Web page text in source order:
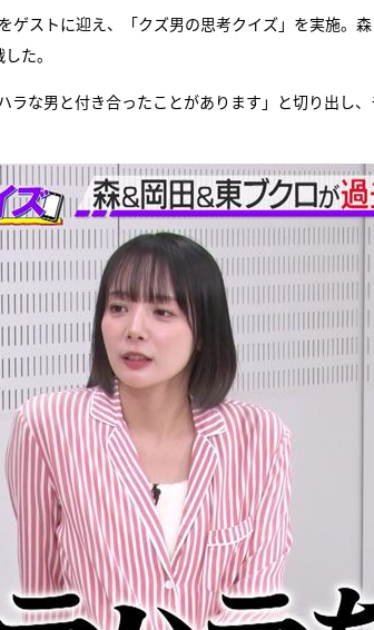
ゲストに迎え、「クズ男の思考クイズ」を実施。
た。
ラな男と付き合ったことがあります」と切り出し